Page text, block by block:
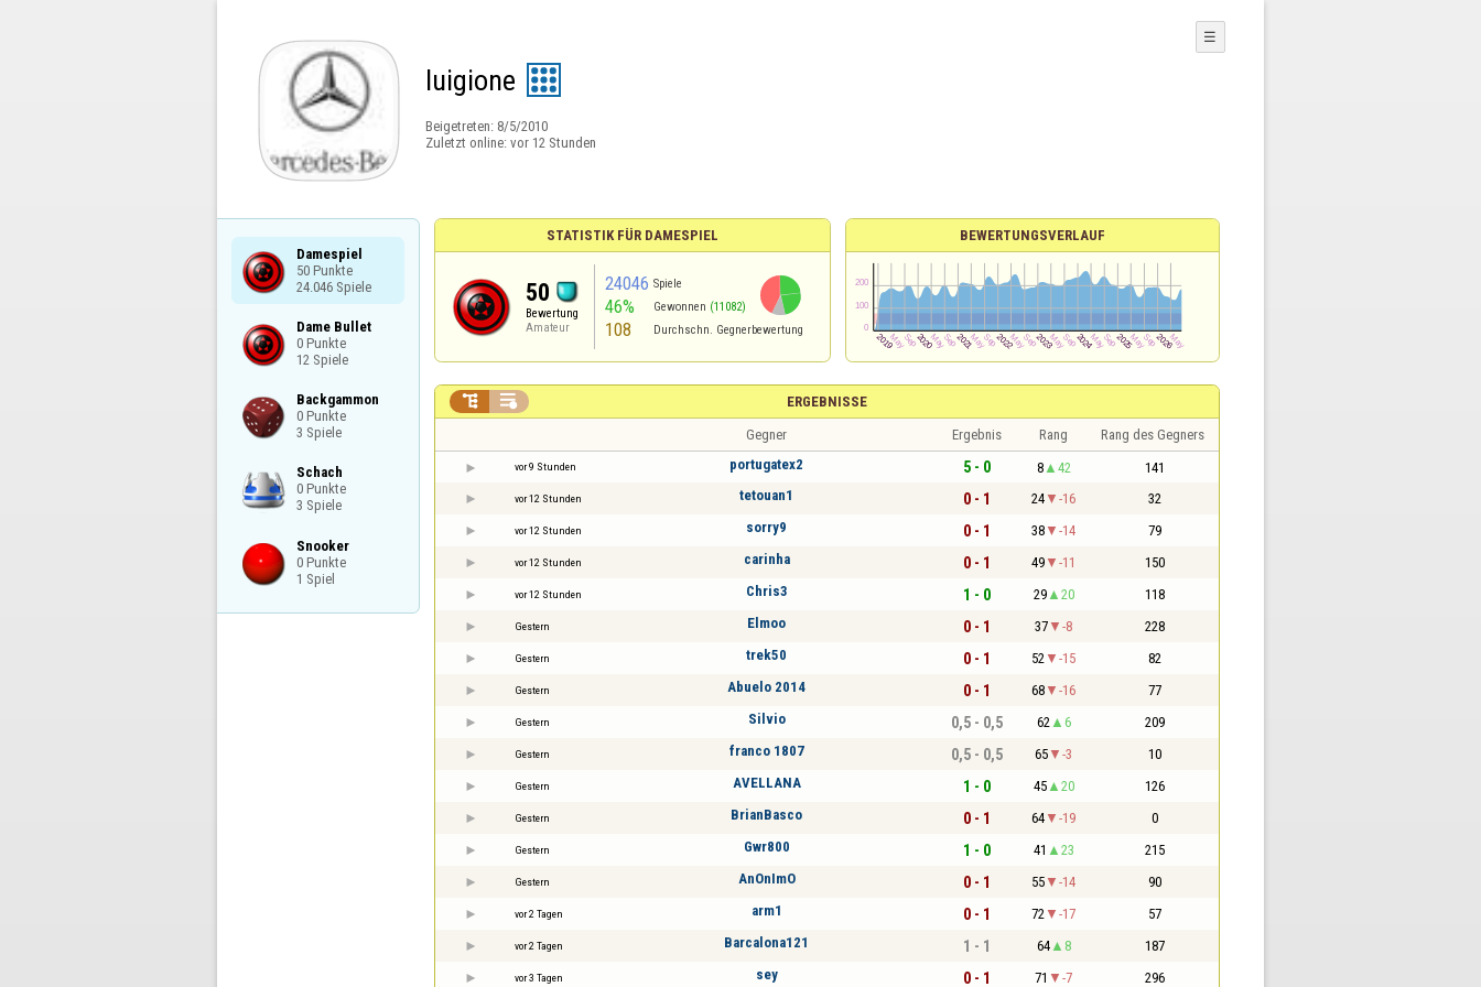
luigione
Beigetreten: 8/5/2010
Zuletzt online: vor 12 Stunden
☰
Damespiel
50 Punkte
24.046 Spiele
Dame Bullet
0 Punkte
12 Spiele
Backgammon
0 Punkte
3 Spiele
Schach
0 Punkte
3 Spiele
Snooker
0 Punkte
1 Spiel
STATISTIK FÜR DAMESPIEL
50
Bewertung
Amateur
24046 Spiele
46% Gewonnen (11082)
108 Durchschn. Gegnerbewertung
BEWERTUNGSVERLAUF
ERGEBNISSE
 
Gegner Ergebnis Rang Rang des Gegners
vor 9 Stunden portugatex2 5 - 0 8 42 141
vor 12 Stunden tetouan1 0 - 1 24 -16 32
vor 12 Stunden sorry9 0 - 1 38 -14 79
vor 12 Stunden carinha 0 - 1 49 -11 150
vor 12 Stunden Chris3 1 - 0 29 20 118
Gestern Elmoo 0 - 1 37 -8 228
Gestern trek50 0 - 1 52 -15 82
Gestern Abuelo 2014 0 - 1 68 -16 77
Gestern Silvio 0,5 - 0,5 62 6 209
Gestern franco 1807 0,5 - 0,5 65 -3 10
Gestern AVELLANA 1 - 0 45 20 126
Gestern BrianBasco 0 - 1 64 -19 0
Gestern Gwr800 1 - 0 41 23 215
Gestern AnOnImO 0 - 1 55 -14 90
vor 2 Tagen arm1 0 - 1 72 -17 57
vor 2 Tagen Barcalona121 1 - 1 64 8 187
vor 3 Tagen sey 0 - 1 71 -7 296